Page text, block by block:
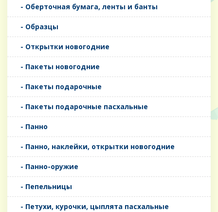
- Оберточная бумага, ленты и банты
- Образцы
- Открытки новогодние
- Пакеты новогодние
- Пакеты подарочные
- Пакеты подарочные пасхальные
- Панно
- Панно, наклейки, открытки новогодние
- Панно-оружие
- Пепельницы
- Петухи, курочки, цыплята пасхальные